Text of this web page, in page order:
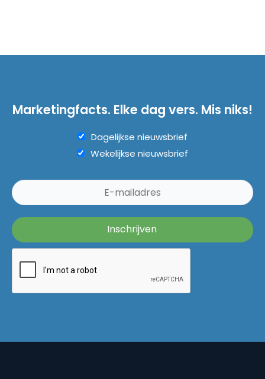
Marketingfacts. Elke dag vers. Mis niks!
Dagelijkse nieuwsbrief
Wekelijkse nieuwsbrief